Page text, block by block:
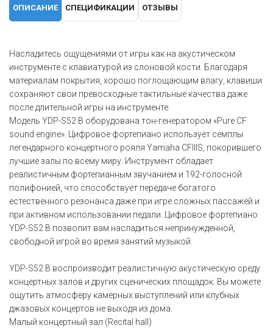
ОПИСАНИЕ СПЕЦИФИКАЦИИ ОТЗЫВЫ
Насладитесь ощущениями от игры как на акустическом
инструменте с клавиатурой из слоновой кости. Благодаря
материалам покрытия, хорошо поглощающим влагу, клавиши
сохраняют свои превосходные тактильные качества даже
после длительной игры на инструменте.
Модель YDP-S52 B оборудована тон-генератором «Pure CF
sound engine». Цифровое фортепиано использует семплы
легендарного концертного рояля Yamaha CFIIIS, покорившего
лучшие залы по всему миру. Инструмент обладает
реалистичным фортепианным звучанием и 192-голосной
полифонией, что способствует передаче богатого
естественного резонанса даже при игре сложных пассажей и
при активном использовании педали. Цифровое фортепиано
YDP-S52 B позволит вам насладиться непринужденной,
свободной игрой во время занятий музыкой.
YDP-S52 B воспроизводит реалистичную акустическую среду
концертных залов и других сценических площадок. Вы можете
ощутить атмосферу камерных выступлений или клубных
джазовых концертов не выходя из дома.
Малый концертный зал (Recital hall)